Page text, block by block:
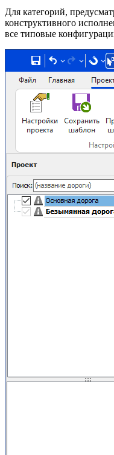
Для категорий,
конструктивного
все типовые